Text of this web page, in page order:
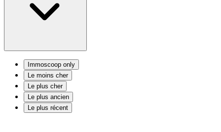
Immoscoop only
Le moins cher
Le plus cher
Le plus ancien
Le plus récent